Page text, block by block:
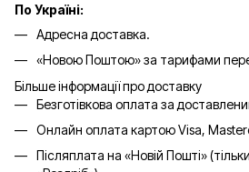
По Україні:
Адресна доставка.
«Новою Поштою» за тарифами
Більше інформації про доставку
Безготівкова оплата за
Онлайн оплата картою Visa,
Післяплата на «Новій Пошті»